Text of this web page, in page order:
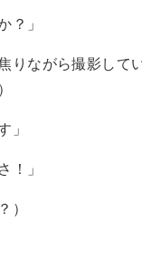
？」
りながら撮影して
」
！」
）